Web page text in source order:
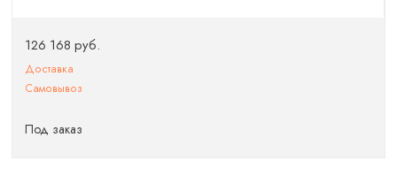
126 168 руб.
Доставка
Самовывоз
Под заказ